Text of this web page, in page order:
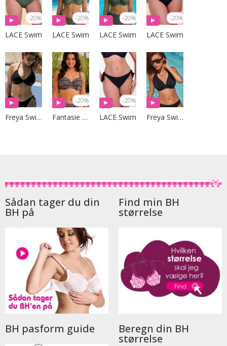
-20%
LACE Swim
-20%
LACE Swim
-20%
LACE Swim
-20%
LACE Swim
Freya Swim
-20%
Fantasie Swim
-20%
LACE Swim Freya Swim
Sådan tager du din
BH på
Find min BH
størrelse
BH pasform guide Beregn din BH
størrelse